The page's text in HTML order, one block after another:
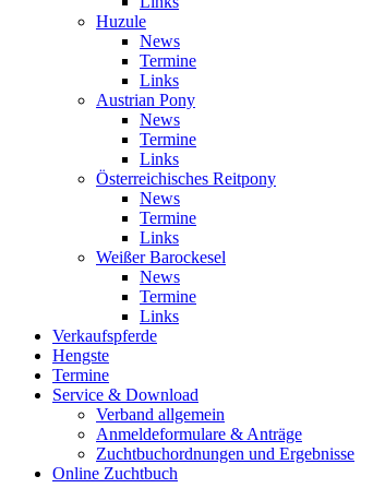
Huzule
News
Termine
Links
Austrian Pony
News
Termine
Links
Österreichisches Reitpony
News
Termine
Links
Weißer Barockesel
News
Termine
Links
Verkaufspferde
Hengste
Termine
Service & Download
Verband allgemein
Anmeldeformulare & Anträge
Zuchtbuchordnungen und Ergebnisse
Online Zuchtbuch